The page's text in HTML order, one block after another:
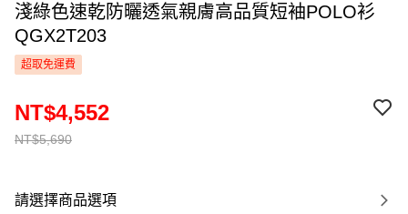
淺綠色速乾防曬透氣親膚高品質短袖POLO衫
QGX2T203
超取免運費
NT$5,690
NT$4,552
請選擇商品選項